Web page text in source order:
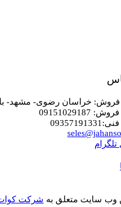
فروش: خراسان رضوی- مشهد-
09151029187
تلگرام
وب سایت متعلق به شرکت